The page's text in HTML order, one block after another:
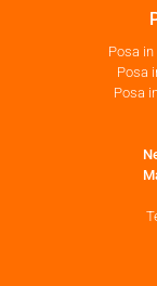
Posa
Posa
Posa